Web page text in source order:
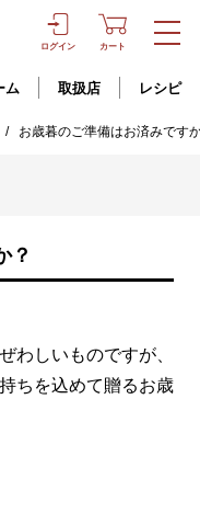
ログイン カート
ム 取扱店 レシピ
/ お歳暮のご準備はお済みです
？
わしいものですが、
ちを込めて贈るお歳